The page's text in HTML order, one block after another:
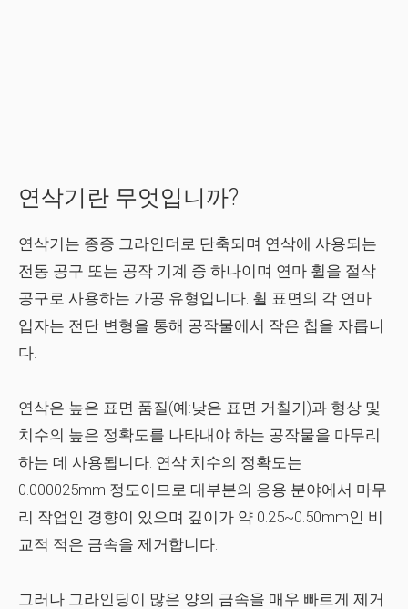
연삭기란 무엇입니까?
연삭기는 종종 그라인더로 단축되며 연삭에 사용되는
전동 공구 또는 공작 기계 중 하나이며 연마 휠을 절삭
공구로 사용하는 가공 유형입니다. 휠 표면의 각 연마
입자는 전단 변형을 통해 공작물에서 작은 칩을 자릅니
다.
연삭은 높은 표면 품질(예:낮은 표면 거칠기)과 형상 및
치수의 높은 정확도를 나타내야 하는 공작물을 마무리
하는 데 사용됩니다. 연삭 치수의 정확도는
0.000025mm 정도이므로 대부분의 응용 분야에서 마무
리 작업인 경향이 있으며 깊이가 약 0.25~0.50mm인 비
교적 적은 금속을 제거합니다.
그러나 그라인딩이 많은 양의 금속을 매우 빠르게 제거